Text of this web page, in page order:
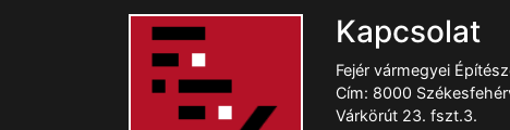
Kapcsolat
Fejér vármegyei
Cím: 8000
Várkörút 23. fszt.3.